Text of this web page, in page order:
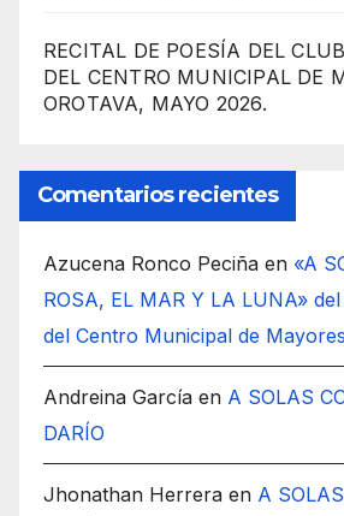
RECITAL DE POESÍA DEL
DEL CENTRO MUNICIPAL DE
OROTAVA, MAYO 2026.
Comentarios recientes
Azucena Ronco Peciña en «A
ROSA, EL MAR Y LA LUNA»
del Centro Municipal de
Andreina García en A SOLAS
DARÍO
Jhonathan Herrera en A